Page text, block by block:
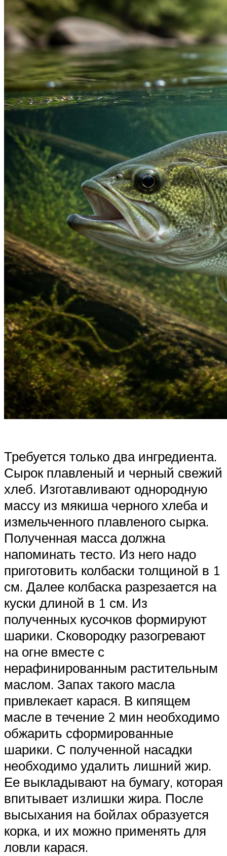
Требуется только два ингредиента.
Сырок плавленый и черный свежий
хлеб. Изготавливают однородную
массу из мякиша черного хлеба и
измельченного плавленого сырка.
Полученная масса должна
напоминать тесто. Из него надо
приготовить колбаски толщиной в 1
см. Далее колбаска разрезается на
куски длиной в 1 см. Из
полученных кусочков формируют
шарики. Сковородку разогревают
на огне вместе с
нерафинированным растительным
маслом. Запах такого масла
привлекает карася. В кипящем
масле в течение 2 мин необходимо
обжарить сформированные
шарики. С полученной насадки
необходимо удалить лишний жир.
Ее выкладывают на бумагу, которая
впитывает излишки жира. После
высыхания на бойлах образуется
корка, и их можно применять для
ловли карася.